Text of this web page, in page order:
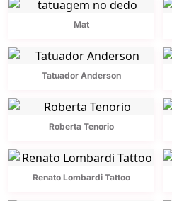
Mat
Tatuador Anderson
Roberta Tenorio
Renato Lombardi Tattoo